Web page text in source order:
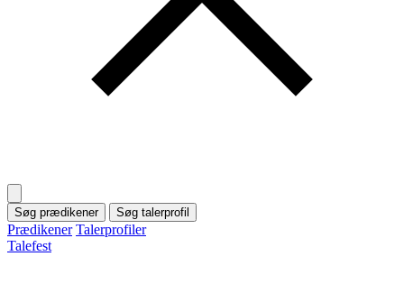
Søg prædikener Søg talerprofil
Prædikener Talerprofiler
Talefest